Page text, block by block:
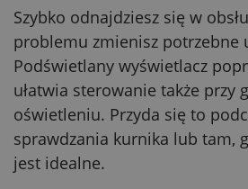
Szybko odnajdziesz się w
problemu zmienisz potrzebne
Podświetlany wyświetlacz
ułatwia sterowanie także przy
oświetleniu. Przyda się to
sprawdzania kurnika lub tam,
jest idealne.